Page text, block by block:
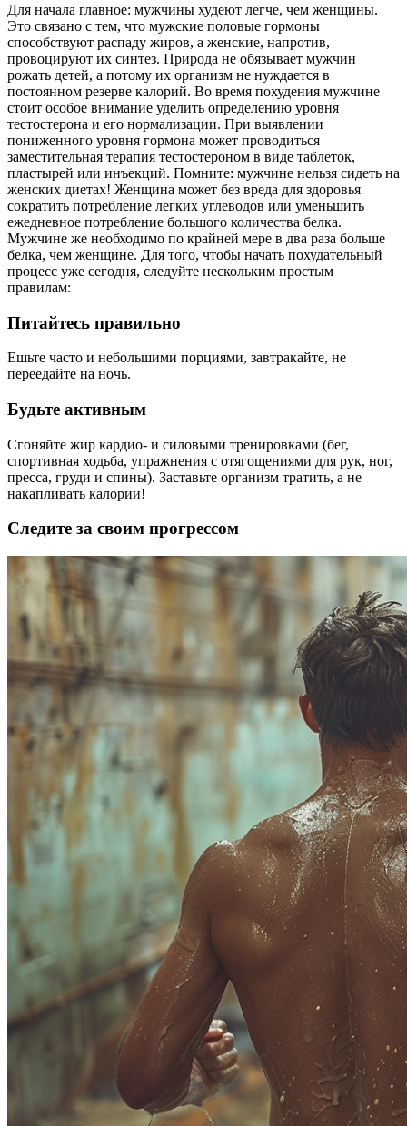
Для начала главное: мужчины худеют легче, чем женщины.
Это связано с тем, что мужские половые гормоны
способствуют распаду жиров, а женские, напротив,
провоцируют их синтез. Природа не обязывает мужчин
рожать детей, а потому их организм не нуждается в
постоянном резерве калорий. Во время похудения мужчине
стоит особое внимание уделить определению уровня
тестостерона и его нормализации. При выявлении
пониженного уровня гормона может проводиться
заместительная терапия тестостероном в виде таблеток,
пластырей или инъекций. Помните: мужчине нельзя сидеть на
женских диетах! Женщина может без вреда для здоровья
сократить потребление легких углеводов или уменьшить
ежедневное потребление большого количества белка.
Мужчине же необходимо по крайней мере в два раза больше
белка, чем женщине. Для того, чтобы начать похудательный
процесс уже сегодня, следуйте нескольким простым
правилам:
Питайтесь правильно
Ешьте часто и небольшими порциями, завтракайте, не
переедайте на ночь.
Будьте активным
Сгоняйте жир кардио- и силовыми тренировками (бег,
спортивная ходьба, упражнения с отягощениями для рук, ног,
пресса, груди и спины). Заставьте организм тратить, а не
накапливать калории!
Следите за своим прогрессом